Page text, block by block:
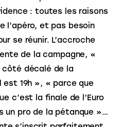
: toutes les raisons
l’apéro, et pas besoin
se réunir. L’accroche
de la campagne, «
décalé de la
est 19h », « parce que
c’est la finale de l’Euro
un pro de la pétanque »…